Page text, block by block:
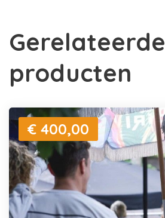
Gerelateerde
producten
€ 400,00